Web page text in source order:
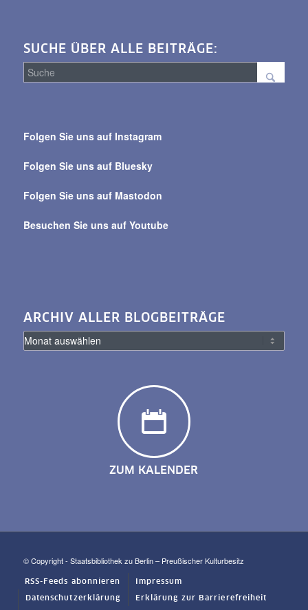
SUCHE ÜBER ALLE BEITRÄGE:
alle
Folgen Sie uns auf Instagram
Folgen Sie uns auf Bluesky
Folgen Sie uns auf Mastodon
Besuchen Sie uns auf Youtube
ARCHIV ALLER BLOGBEITRÄGE
ZUM KALENDER
© Copyright - Staatsbibliothek zu Berlin – Preußischer Kulturbesitz
RSS-Feeds abonnieren Impressum
Datenschutzerklärung Erklärung zur Barrierefreiheit